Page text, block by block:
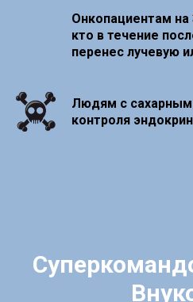
Онкопациентам на
кто в течение
перенес лучевую
Людям с
контроля